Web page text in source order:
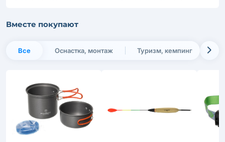
Вместе покупают
Все Оснастка, монтаж Туризм, кемпинг